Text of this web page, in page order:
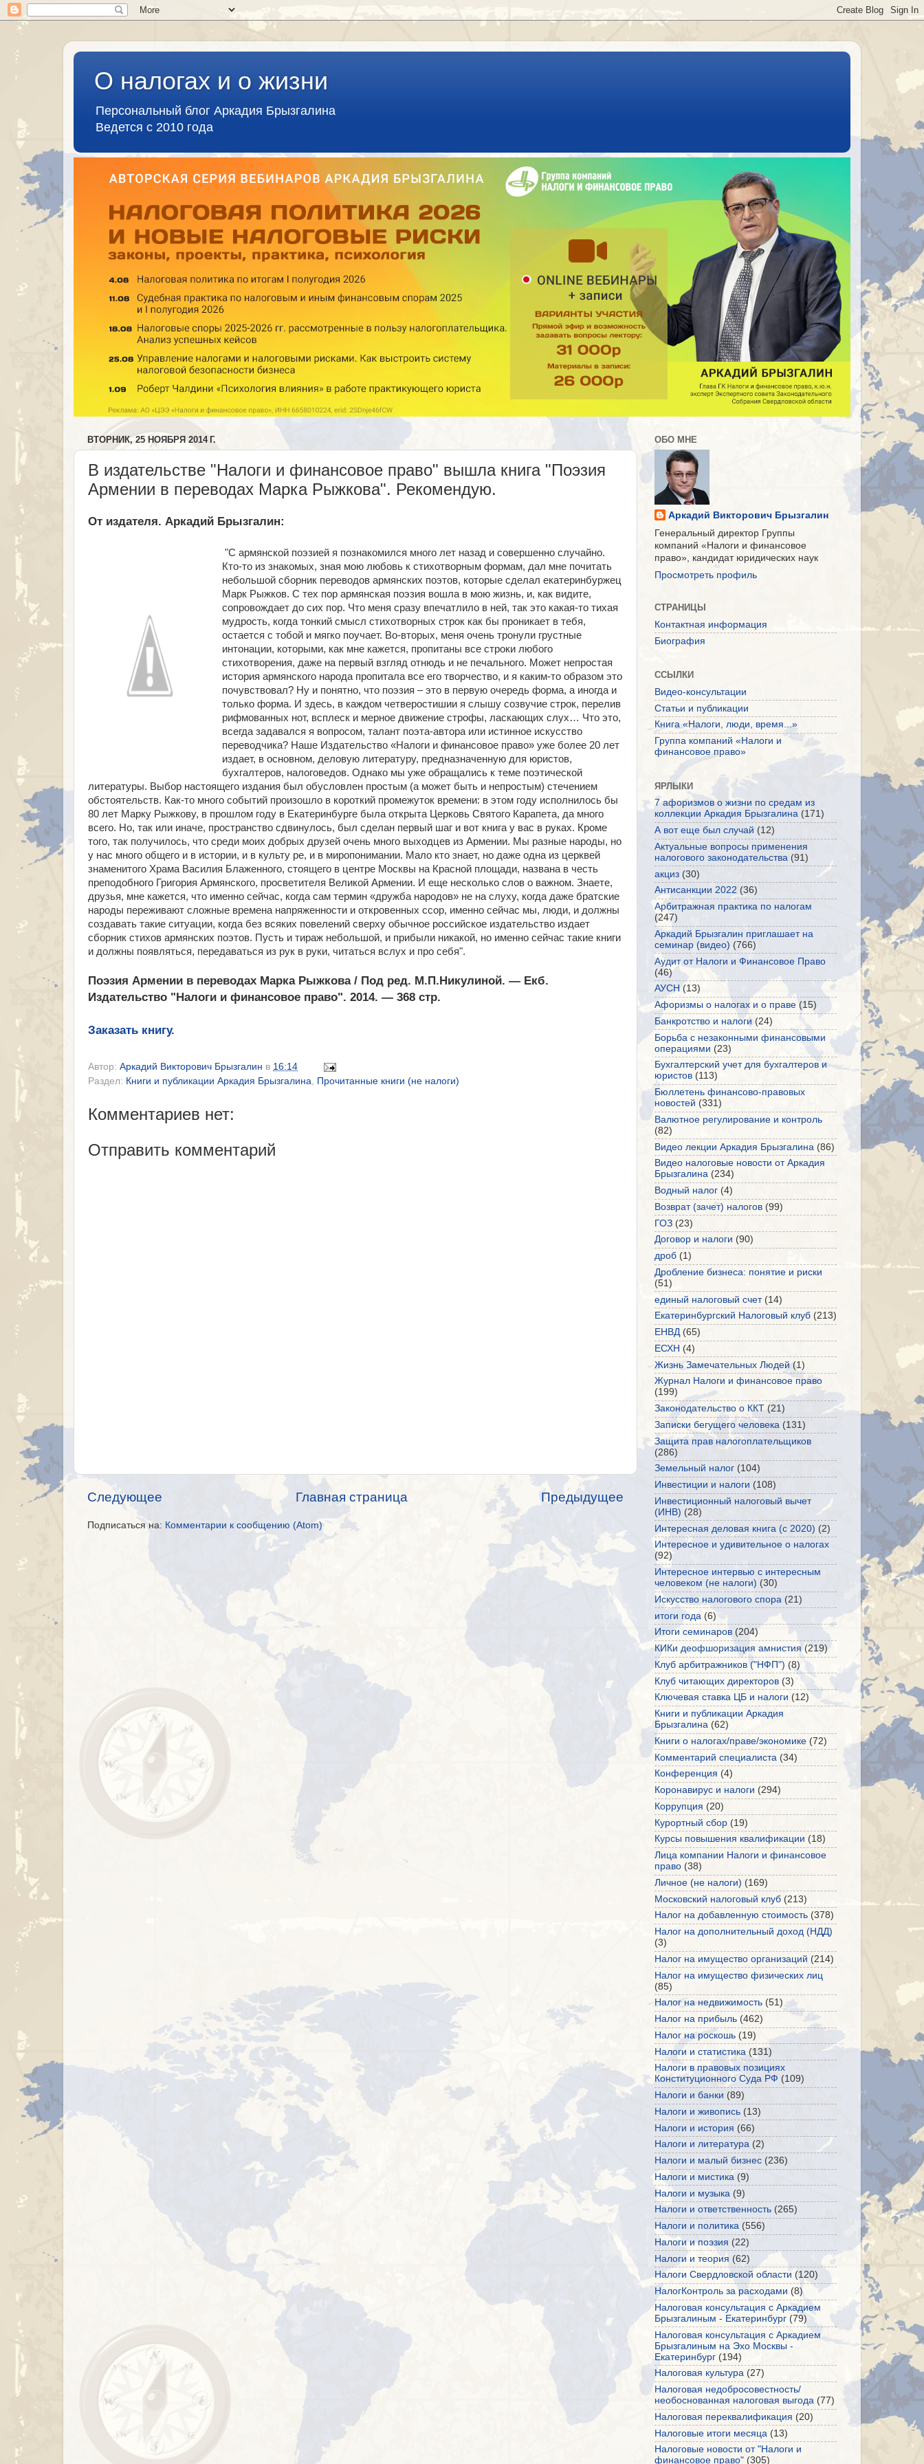
О налогах и о жизни
Персональный блог Аркадия Брызгалина
Ведется с 2010 года
ВТОРНИК, 25 НОЯБРЯ 2014 Г.
В издательстве "Налоги и финансовое право" вышла книга "Поэзия
Армении в переводах Марка Рыжкова". Рекомендую.
От издателя. Аркадий Брызгалин:
"С армянской поэзией я познакомился много лет назад и совершенно случайно.
Кто-то из знакомых, зная мою любовь к стихотворным формам, дал мне почитать
небольшой сборник переводов армянских поэтов, которые сделал екатеринбуржец
Марк Рыжков. С тех пор армянская поэзия вошла в мою жизнь, и, как видите,
сопровождает до сих пор. Что меня сразу впечатлило в ней, так это какая-то тихая
мудрость, когда тонкий смысл стихотворных строк как бы проникает в тебя,
остается с тобой и мягко поучает. Во-вторых, меня очень тронули грустные
интонации, которыми, как мне кажется, пропитаны все строки любого
стихотворения, даже на первый взгляд отнюдь и не печального. Может непростая
история армянского народа пропитала все его творчество, и я каким-то образом это
почувствовал? Ну и понятно, что поэзия – это в первую очередь форма, а иногда и
только форма. И здесь, в каждом четверостишии я слышу созвучие строк, перелив
рифмованных нот, всплеск и мерное движение строфы, ласкающих слух… Что это,
всегда задавался я вопросом, талант поэта-автора или истинное искусство
переводчика? Наше Издательство «Налоги и финансовое право» уже более 20 лет
издает, в основном, деловую литературу, предназначенную для юристов,
бухгалтеров, налоговедов. Однако мы уже обращались к теме поэтической
литературы. Выбор настоящего издания был обусловлен простым (а может быть и непростым) стечением
обстоятельств. Как-то много событий произошло в короткий промежуток времени: в этом году исполнилось бы
80 лет Марку Рыжкову, в прошлом году в Екатеринбурге была открыта Церковь Святого Карапета, да много
всего. Но, так или иначе, пространство сдвинулось, был сделан первый шаг и вот книга у вас в руках. Кроме
того, так получилось, что среди моих добрых друзей очень много выходцев из Армении. Мы разные народы, но
у нас много общего и в истории, и в культу ре, и в миропонимании. Мало кто знает, но даже одна из церквей
знаменитого Храма Василия Блаженного, стоящего в центре Москвы на Красной площади, названа в честь
преподобного Григория Армянского, просветителя Великой Армении. И еще несколько слов о важном. Знаете,
друзья, мне кажется, что именно сейчас, когда сам термин «дружба народов» не на слуху, когда даже братские
народы переживают сложные времена напряженности и откровенных ссор, именно сейчас мы, люди, и должны
создавать такие ситуации, когда без всяких повелений сверху обычное российское издательство издает
сборник стихов армянских поэтов. Пусть и тираж небольшой, и прибыли никакой, но именно сейчас такие книги
и должны появляться, передаваться из рук в руки, читаться вслух и про себя".
Поэзия Армении в переводах Марка Рыжкова / Под ред. М.П.Никулиной. — Екб.
Издательство "Налоги и финансовое право". 2014. — 368 стр.
Заказать книгу.
Автор: Аркадий Викторович Брызгалин в 16:14
Раздел: Книги и публикации Аркадия Брызгалина Прочитанные книги (не налоги)
Комментариев нет:
Отправить комментарий
Следующее Предыдущее
Главная страница
Подписаться на: Комментарии к сообщению (Atom)
ОБО МНЕ
Аркадий Викторович Брызгалин
Генеральный директор Группы
компаний «Налоги и финансовое
право», кандидат юридических наук
Просмотреть профиль
СТРАНИЦЫ
Контактная информация
Биография
ССЫЛКИ
Видео-консультации
Статьи и публикации
Книга «Налоги, люди, время...»
Группа компаний «Налоги и
финансовое право»
ЯРЛЫКИ
7 афоризмов о жизни по средам из
коллекции Аркадия Брызгалина (171)
А вот еще был случай (12)
Актуальные вопросы применения
налогового законодательства (91)
акциз (30)
Антисанкции 2022 (36)
Арбитражная практика по налогам
(247)
Аркадий Брызгалин приглашает на
семинар (видео) (766)
Аудит от Налоги и Финансовое Право
(46)
АУСН (13)
Афоризмы о налогах и о праве (15)
Банкротство и налоги (24)
Борьба с незаконными финансовыми
операциями (23)
Бухгалтерский учет для бухгалтеров и
юристов (113)
Бюллетень финансово-правовых
новостей (331)
Валютное регулирование и контроль
(82)
Видео лекции Аркадия Брызгалина (86)
Видео налоговые новости от Аркадия
Брызгалина (234)
Водный налог (4)
Возврат (зачет) налогов (99)
ГОЗ (23)
Договор и налоги (90)
дроб (1)
Дробление бизнеса: понятие и риски
(51)
единый налоговый счет (14)
Екатеринбургский Налоговый клуб (213)
ЕНВД (65)
ЕСХН (4)
Жизнь Замечательных Людей (1)
Журнал Налоги и финансовое право
(199)
Законодательство о ККТ (21)
Записки бегущего человека (131)
Защита прав налогоплательщиков
(286)
Земельный налог (104)
Инвестиции и налоги (108)
Инвестиционный налоговый вычет
(ИНВ) (28)
Интересная деловая книга (с 2020) (2)
Интересное и удивительное о налогах
(92)
Интересное интервью с интересным
человеком (не налоги) (30)
Искусство налогового спора (21)
итоги года (6)
Итоги семинаров (204)
КИКи деофшоризация амнистия (219)
Клуб арбитражников ("НФП") (8)
Клуб читающих директоров (3)
Ключевая ставка ЦБ и налоги (12)
Книги и публикации Аркадия
Брызгалина (62)
Книги о налогах/праве/экономике (72)
Комментарий специалиста (34)
Конференция (4)
Коронавирус и налоги (294)
Коррупция (20)
Курортный сбор (19)
Курсы повышения квалификации (18)
Лица компании Налоги и финансовое
право (38)
Личное (не налоги) (169)
Московский налоговый клуб (213)
Налог на добавленную стоимость (378)
Налог на дополнительный доход (НДД)
(3)
Налог на имущество организаций (214)
Налог на имущество физических лиц
(85)
Налог на недвижимость (51)
Налог на прибыль (462)
Налог на роскошь (19)
Налоги и статистика (131)
Налоги в правовых позициях
Конституционного Суда РФ (109)
Налоги и банки (89)
Налоги и живопись (13)
Налоги и история (66)
Налоги и литература (2)
Налоги и малый бизнес (236)
Налоги и мистика (9)
Налоги и музыка (9)
Налоги и ответственность (265)
Налоги и политика (556)
Налоги и поэзия (22)
Налоги и теория (62)
Налоги Свердловской области (120)
НалогКонтроль за расходами (8)
Налоговая консультация с Аркадием
Брызгалиным - Екатеринбург (79)
Налоговая консультация с Аркадием
Брызгалиным на Эхо Москвы -
Екатеринбург (194)
Налоговая культура (27)
Налоговая недобросовестность/
необоснованная налоговая выгода (77)
Налоговая переквалификация (20)
Налоговые итоги месяца (13)
Налоговые новости от "Налоги и
финансовое право" (305)